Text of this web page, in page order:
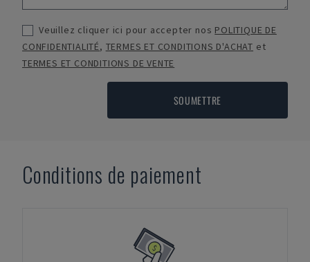
Veuillez cliquer ici pour accepter nos POLITIQUE DE
CONFIDENTIALITÉ, TERMES ET CONDITIONS D'ACHAT et
TERMES ET CONDITIONS DE VENTE
SOUMETTRE
Conditions de paiement